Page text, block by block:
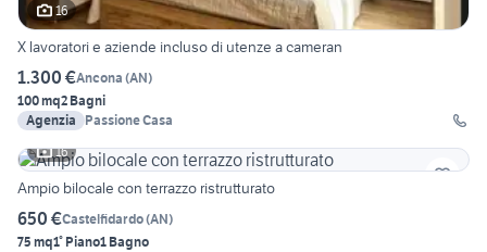
16
X lavoratori e aziende incluso di utenze a cameran
1.300 €Ancona (AN)
100 mq2 Bagni
Agenzia
Passione Casa
16
Ampio bilocale con terrazzo ristrutturato
650 €Castelfidardo(AN)
75 mq1° Piano1 Bagno